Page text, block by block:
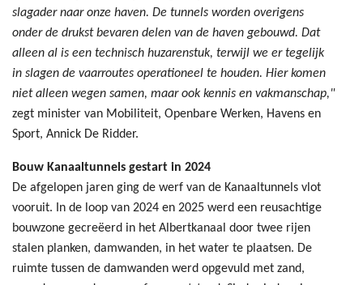
slagader naar onze haven. De tunnels worden overigens
onder de drukst bevaren delen van de haven gebouwd. Dat
alleen al is een technisch huzarenstuk, terwijl we er tegelijk
in slagen de vaarroutes operationeel te houden. Hier komen
niet alleen wegen samen, maar ook kennis en vakmanschap,"
zegt minister van Mobiliteit, Openbare Werken, Havens en
Sport, Annick De Ridder.
Bouw Kanaaltunnels gestart in 2024
De afgelopen jaren ging de werf van de Kanaaltunnels vlot
vooruit. In de loop van 2024 en 2025 werd een reusachtige
bouwzone gecreëerd in het Albertkanaal door twee rijen
stalen planken, damwanden, in het water te plaatsen. De
ruimte tussen de damwanden werd opgevuld met zand,